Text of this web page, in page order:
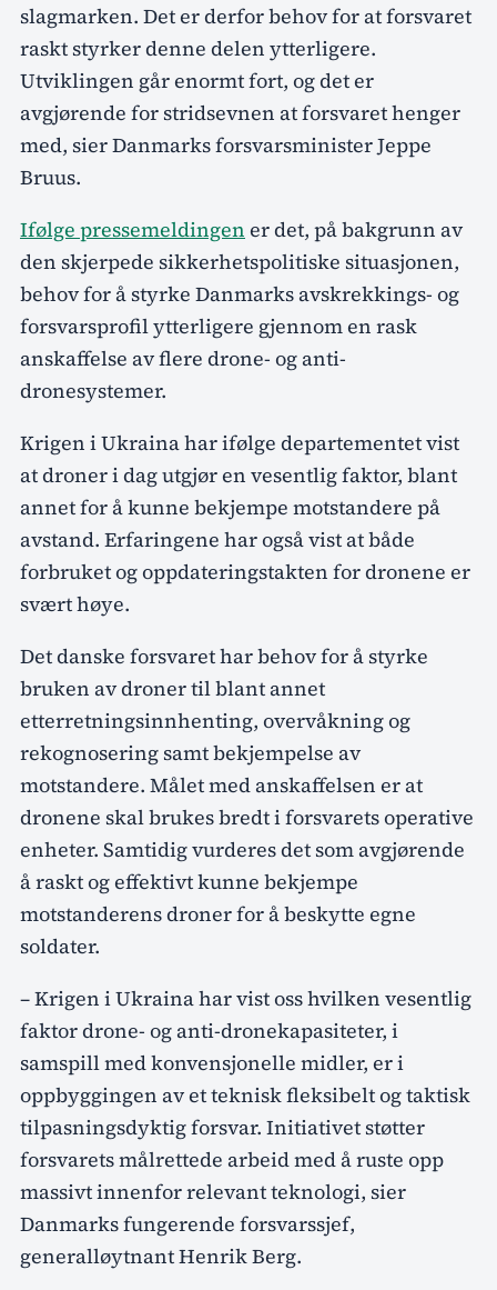
slagmarken. Det er derfor behov for at forsvaret
raskt styrker denne delen ytterligere.
Utviklingen går enormt fort, og det er
avgjørende for stridsevnen at forsvaret henger
med, sier Danmarks forsvarsminister Jeppe
Bruus.
Ifølge pressemeldingen er det, på bakgrunn av
den skjerpede sikkerhetspolitiske situasjonen,
behov for å styrke Danmarks avskrekkings- og
forsvarsprofil ytterligere gjennom en rask
anskaffelse av flere drone- og anti-
dronesystemer.
Krigen i Ukraina har ifølge departementet vist
at droner i dag utgjør en vesentlig faktor, blant
annet for å kunne bekjempe motstandere på
avstand. Erfaringene har også vist at både
forbruket og oppdateringstakten for dronene er
svært høye.
Det danske forsvaret har behov for å styrke
bruken av droner til blant annet
etterretningsinnhenting, overvåkning og
rekognosering samt bekjempelse av
motstandere. Målet med anskaffelsen er at
dronene skal brukes bredt i forsvarets operative
enheter. Samtidig vurderes det som avgjørende
å raskt og effektivt kunne bekjempe
motstanderens droner for å beskytte egne
soldater.
– Krigen i Ukraina har vist oss hvilken vesentlig
faktor drone- og anti-dronekapasiteter, i
samspill med konvensjonelle midler, er i
oppbyggingen av et teknisk fleksibelt og taktisk
tilpasningsdyktig forsvar. Initiativet støtter
forsvarets målrettede arbeid med å ruste opp
massivt innenfor relevant teknologi, sier
Danmarks fungerende forsvarssjef,
generalløytnant Henrik Berg.